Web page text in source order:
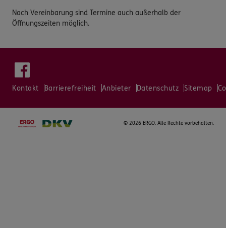
Nach Vereinbarung sind Termine auch außerhalb der
Öffnungszeiten möglich.
Kontakt Barrierefreiheit Anbieter Datenschutz Sitemap
© 2026 ERGO. Alle Rechte vorbehalten.